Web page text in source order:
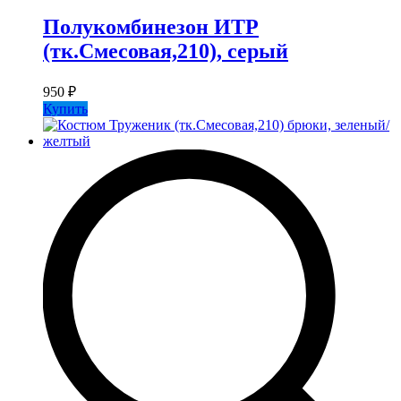
Полукомбинезон ИТР
(тк.Смесовая,210), серый
950 ₽
Купить